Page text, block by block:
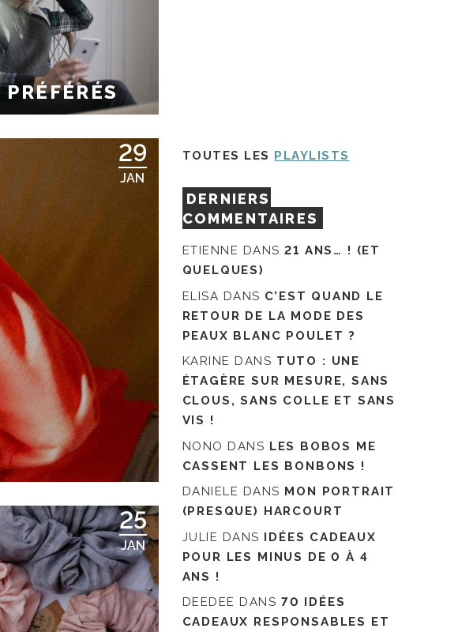
29
JAN
25
JAN
TOUTES LES PLAYLISTS
DERNIERS
COMMENTAIRES
ETIENNE DANS21 ANS… ! (ET
QUELQUES)
ELISA DANS C’EST QUAND LE
RETOUR DE LA MODE DES
PEAUX BLANC POULET ?
KARINE DANS TUTO : UNE
ÉTAGÈRE SUR MESURE, SANS
CLOUS, SANS COLLE ET SANS
VIS !
NONO DANS LES BOBOS ME
CASSENT LES BONBONS !
DANIELE DANS MON PORTRAIT
(PRESQUE) HARCOURT
JULIE DANS IDÉES CADEAUX
POUR LES MINUS DE 0 À 4
ANS !
DEEDEE DANS 70 IDÉES
CADEAUX RESPONSABLES ET